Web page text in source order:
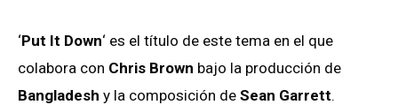
‘Put It Down‘ es el título de este tema en el que
colabora con Chris Brown bajo la producción de
Bangladesh y la composición de Sean Garrett.